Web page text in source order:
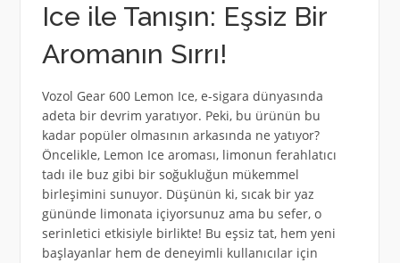
Ice ile Tanışın: Eşsiz Bir
Aromanın Sırrı!
Vozol Gear 600 Lemon Ice, e-sigara dünyasında
adeta bir devrim yaratıyor. Peki, bu ürünün bu
kadar popüler olmasının arkasında ne yatıyor?
Öncelikle, Lemon Ice aroması, limonun ferahlatıcı
tadı ile buz gibi bir soğukluğun mükemmel
birleşimini sunuyor. Düşünün ki, sıcak bir yaz
gününde limonata içiyorsunuz ama bu sefer, o
serinletici etkisiyle birlikte! Bu eşsiz tat, hem yeni
başlayanlar hem de deneyimli kullanıcılar için